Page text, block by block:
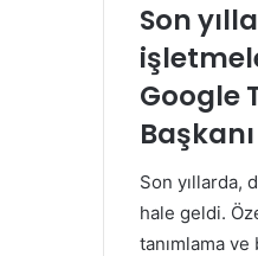
Son
Google
Son yıllarda,
hale geldi.
tanımlama ve